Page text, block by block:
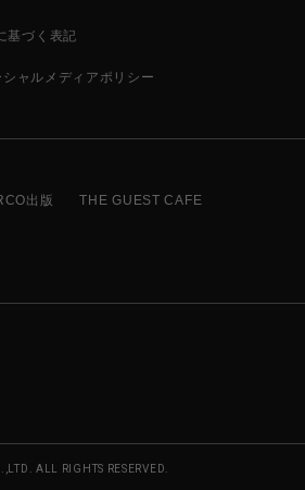
基づく表記
シャルメディアポリシー
出版 THE GUEST CAFE
ALL RIGHTS RESERVED.